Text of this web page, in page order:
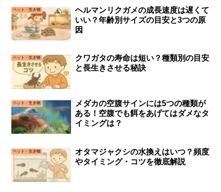
ペット・生き物
ヘルマンリクガメの成長速度は遅くて
いい？年齢別サイズの目安と3つの原
因
ペット・生き物
クワガタの寿命は短い？種類別の目安
と長生きさせる秘訣
ペット・生き物
メダカの空腹サインには5つの種類が
ある！空腹でも餌をあげてはダメなタ
イミングは？
ペット・生き物
オタマジャクシの水換えはいつ？頻度
やタイミング・コツを徹底解説